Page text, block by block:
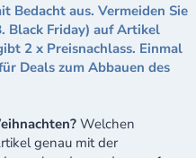
Bedacht aus. Vermeiden Sie
Black Friday) auf Artikel
2 x Preisnachlass. Einmal
Deals zum Abbauen des
Welchen
genau mit der